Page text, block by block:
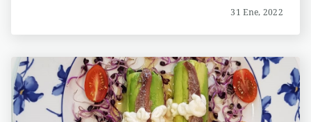
31 Ene, 2022